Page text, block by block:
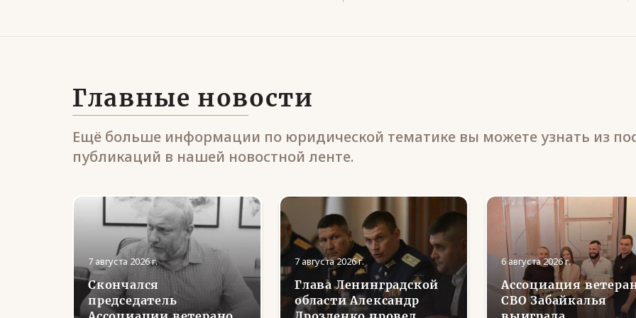
Главные новости
Ещё больше информации по юридической тематике вы можете узнать из
публикаций в нашей новостной ленте.
7 августа 2026 г.
Скончался
председатель
7 августа 2026 г.
Глава Ленинградской
области Александр
6 августа 2026 г.
Ассоциация
СВО Забайкалья